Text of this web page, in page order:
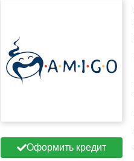
Оформить кредит